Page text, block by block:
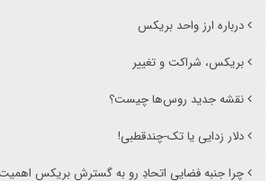
درباره ارز واحد بریکس
بریکس، شراکت و تغییر
نقشه جدید روس‌ها چیست؟
دلار زدایی یا تک-چندقطبی!
چرا جنبه فضایی اتحادِ رو به گسترش بریکس اهمیت